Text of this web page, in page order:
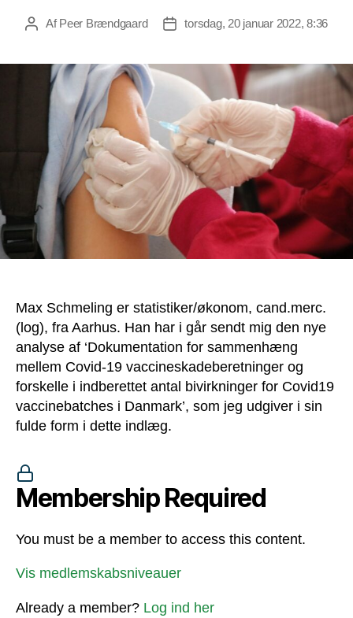
Indlægsforfatter
AfPeer Brændgaard Indlægsdato
torsdag, 20 januar 2022, 8:36
Max Schmeling er statistiker/økonom, cand.merc.
(log), fra Aarhus. Han har i går sendt mig den nye
analyse af ‘Dokumentation for sammenhæng
mellem Covid-19 vaccineskadeberetninger og
forskelle i indberettet antal bivirkninger for Covid19
vaccinebatches i Danmark’, som jeg udgiver i sin
fulde form i dette indlæg.
Membership Required
You must be a member to access this content.
Vis medlemskabsniveauer
Already a member? Log ind her